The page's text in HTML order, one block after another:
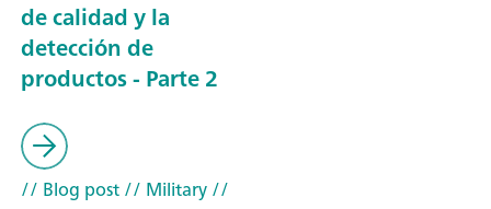
de calidad y la
detección de
productos - Parte 2
// Blog post// Military//